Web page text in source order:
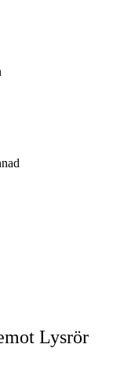
Lysrör